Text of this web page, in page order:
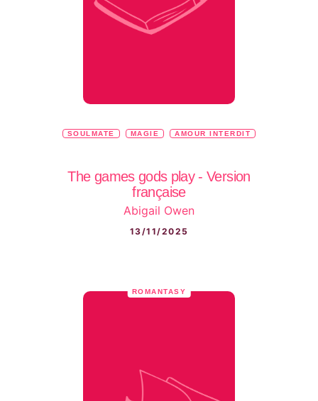
SOULMATE MAGIE AMOUR INTERDIT
The games gods play - Version
française
Abigail Owen
13/11/2025
ROMANTASY